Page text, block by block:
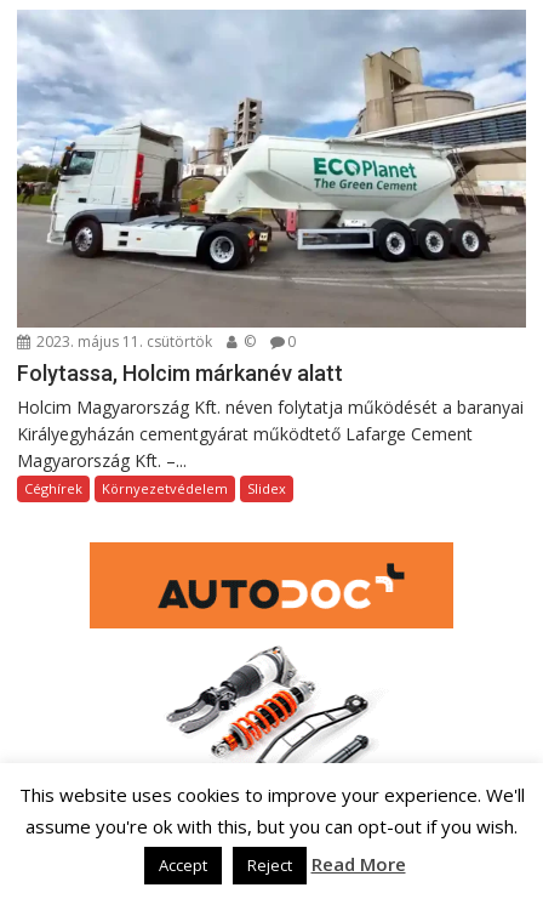
2023. május 11. csütörtök © 0
Folytassa, Holcim márkanév alatt
Holcim Magyarország Kft. néven folytatja működését a baranyai
Királyegyházán cementgyárat működtető Lafarge Cement
Magyarország Kft. –...
Céghírek Környezetvédelem Slidex
This website uses cookies to improve your experience. We'll
assume you're ok with this, but you can opt-out if you wish.
Accept Reject Read More